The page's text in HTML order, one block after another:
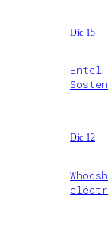
Dic 15
Entel
Dic 12